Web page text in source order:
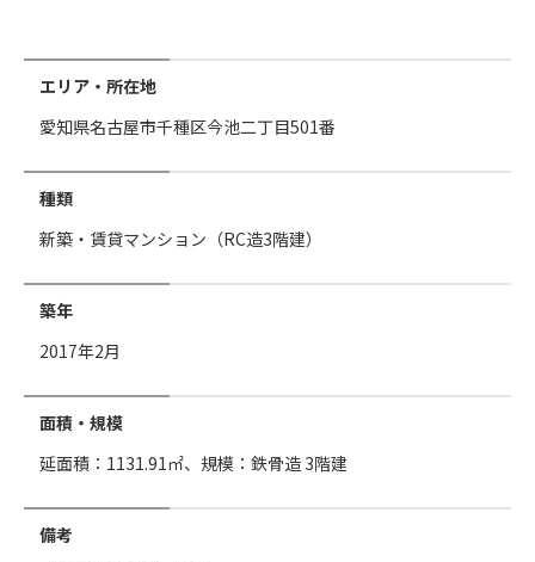
エリア・所在地
愛知県名古屋市千種区今池二丁目501番
種類
新築・賃貸マンション（RC造3階建）
築年
2017年2月
面積・規模
延面積：1131.91㎡、規模：鉄骨造 3階建
備考